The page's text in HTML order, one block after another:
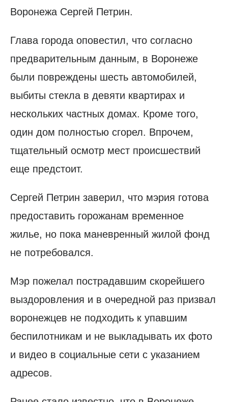
Воронежа Сергей Петрин.
Глава города оповестил, что согласно
предварительным данным, в Воронеже
были повреждены шесть автомобилей,
выбиты стекла в девяти квартирах и
нескольких частных домах. Кроме того,
один дом полностью сгорел. Впрочем,
тщательный осмотр мест происшествий
еще предстоит.
Сергей Петрин заверил, что мэрия готова
предоставить горожанам временное
жилье, но пока маневренный жилой фонд
не потребовался.
Мэр пожелал пострадавшим скорейшего
выздоровления и в очередной раз призвал
воронежцев не подходить к упавшим
беспилотникам и не выкладывать их фото
и видео в социальные сети с указанием
адресов.